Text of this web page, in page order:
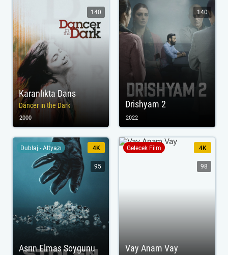
Karanlıkta Dans
Dancer in the Dark
140
2000
Drishyam 2
140
2022
Asrın Elmas Soygunu
Dublaj - Altyazı 4K
95
Vay Anam Vay
Gelecek Film 4K
98